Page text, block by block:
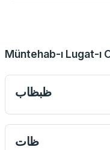
Müntehab-ı Lugat-ı
ظبظاب
ظات